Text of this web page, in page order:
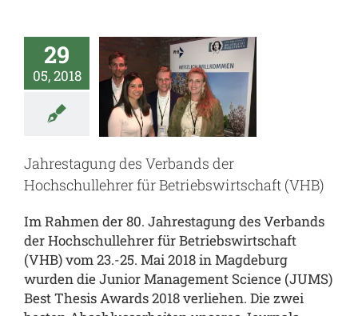
29
05, 2018
der
JUMS.inside
team.JUMS
Jahrestagung des Verbands der
Hochschullehrer für Betriebswirtschaft (VHB)
Im Rahmen der 80. Jahrestagung des Verbands
der Hochschullehrer für Betriebswirtschaft
(VHB) vom 23.-25. Mai 2018 in Magdeburg
wurden die Junior Management Science (JUMS)
Best Thesis Awards 2018 verliehen. Die zwei